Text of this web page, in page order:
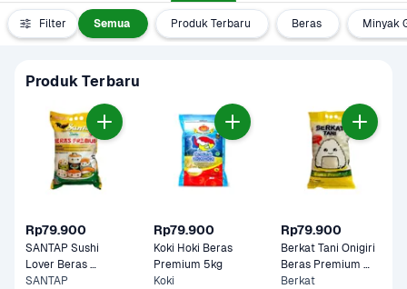
Filter Semua Produk Terbaru Beras Minyak
Produk Terbaru
Rp79.900
SANTAP Sushi
Lover Beras
Premium 5kg
SANTAP
Rp79.900
Koki Hoki Beras
Premium 5kg
Koki
Rp79.900
Berkat Tani Onigiri
Beras Premium
5kg
Berkat